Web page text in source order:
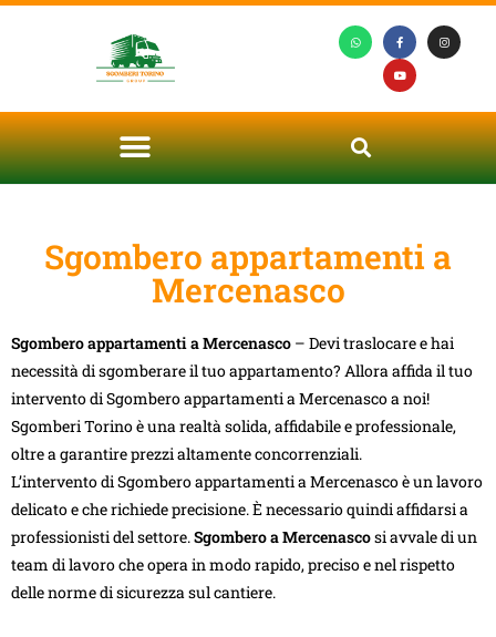
Sgombero appartamenti a
Mercenasco
Sgombero appartamenti a Mercenasco – Devi traslocare e hai
necessità di sgomberare il tuo appartamento? Allora affida il tuo
intervento di Sgombero appartamenti a Mercenasco a noi!
Sgomberi Torino è una realtà solida, affidabile e professionale,
oltre a garantire prezzi altamente concorrenziali.
L’intervento di Sgombero appartamenti a Mercenasco è un lavoro
delicato e che richiede precisione. È necessario quindi affidarsi a
professionisti del settore.Sgombero a Mercenascosi avvale di un
team di lavoro che opera in modo rapido, preciso e nel rispetto
delle norme di sicurezza sul cantiere.